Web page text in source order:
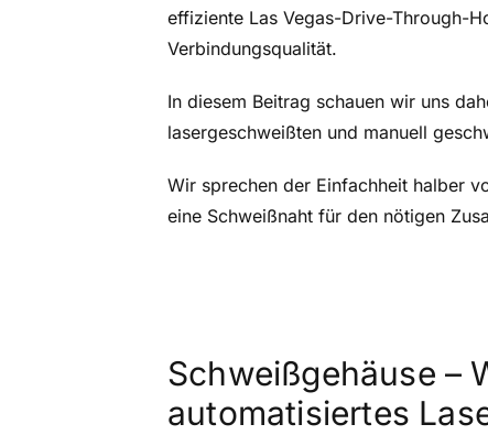
effiziente Las Vegas-Drive-Through-
Verbindungsqualität.
In diesem Beitrag schauen wir uns
lasergeschweißten und manuell
Wir sprechen der Einfachheit halber
eine Schweißnaht für den nötigen
Schweißgehäuse –
automatisiertes